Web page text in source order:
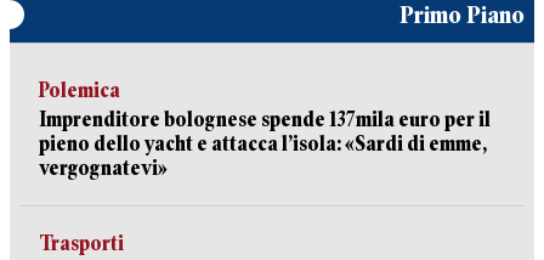
Primo Piano
Polemica
Imprenditore bolognese spende 137mila euro per il
pieno dello yacht e attacca l’isola: «Sardi di emme,
vergognatevi»
Trasporti